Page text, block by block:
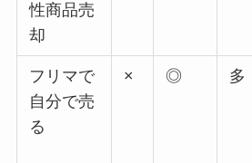
性商品売
却
フリマで
自分で売
る
× ◎ 多